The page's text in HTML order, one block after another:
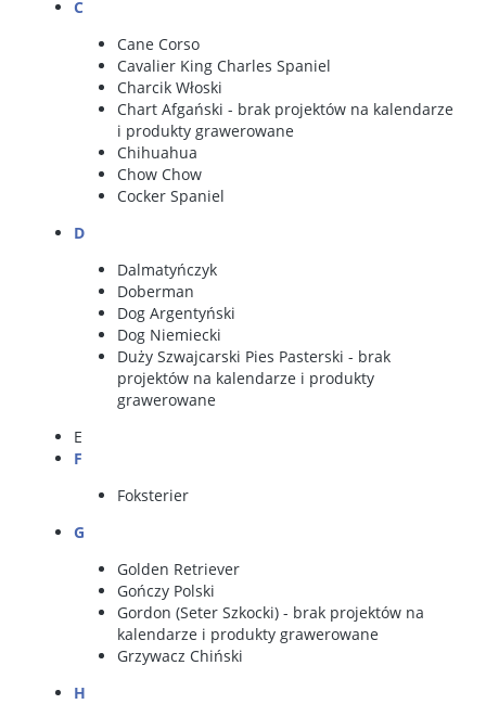
C
Cane Corso
Cavalier King Charles Spaniel
Charcik Włoski
Chart Afgański - brak projektów na kalendarze
i produkty grawerowane
Chihuahua
Chow Chow
Cocker Spaniel
D
Dalmatyńczyk
Doberman
Dog Argentyński
Dog Niemiecki
Duży Szwajcarski Pies Pasterski - brak
projektów na kalendarze i produkty
grawerowane
E
F
Foksterier
G
Golden Retriever
Gończy Polski
Gordon (Seter Szkocki) - brak projektów na
kalendarze i produkty grawerowane
Grzywacz Chiński
H